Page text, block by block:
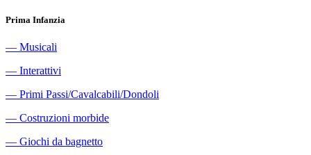
Prima Infanzia
― Musicali
― Interattivi
― Primi Passi/Cavalcabili/Dondoli
― Costruzioni morbide
― Giochi da bagnetto